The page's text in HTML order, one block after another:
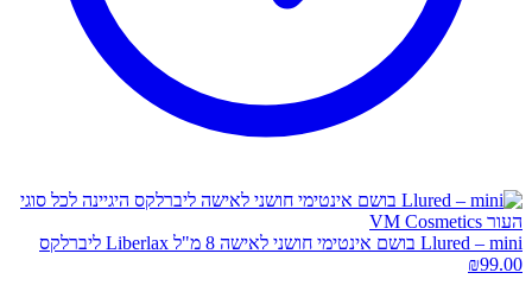
Llured – mini בושם אינטימי חושני לאישה 8 מ"ל Liberlax ליברלקס
₪99.00